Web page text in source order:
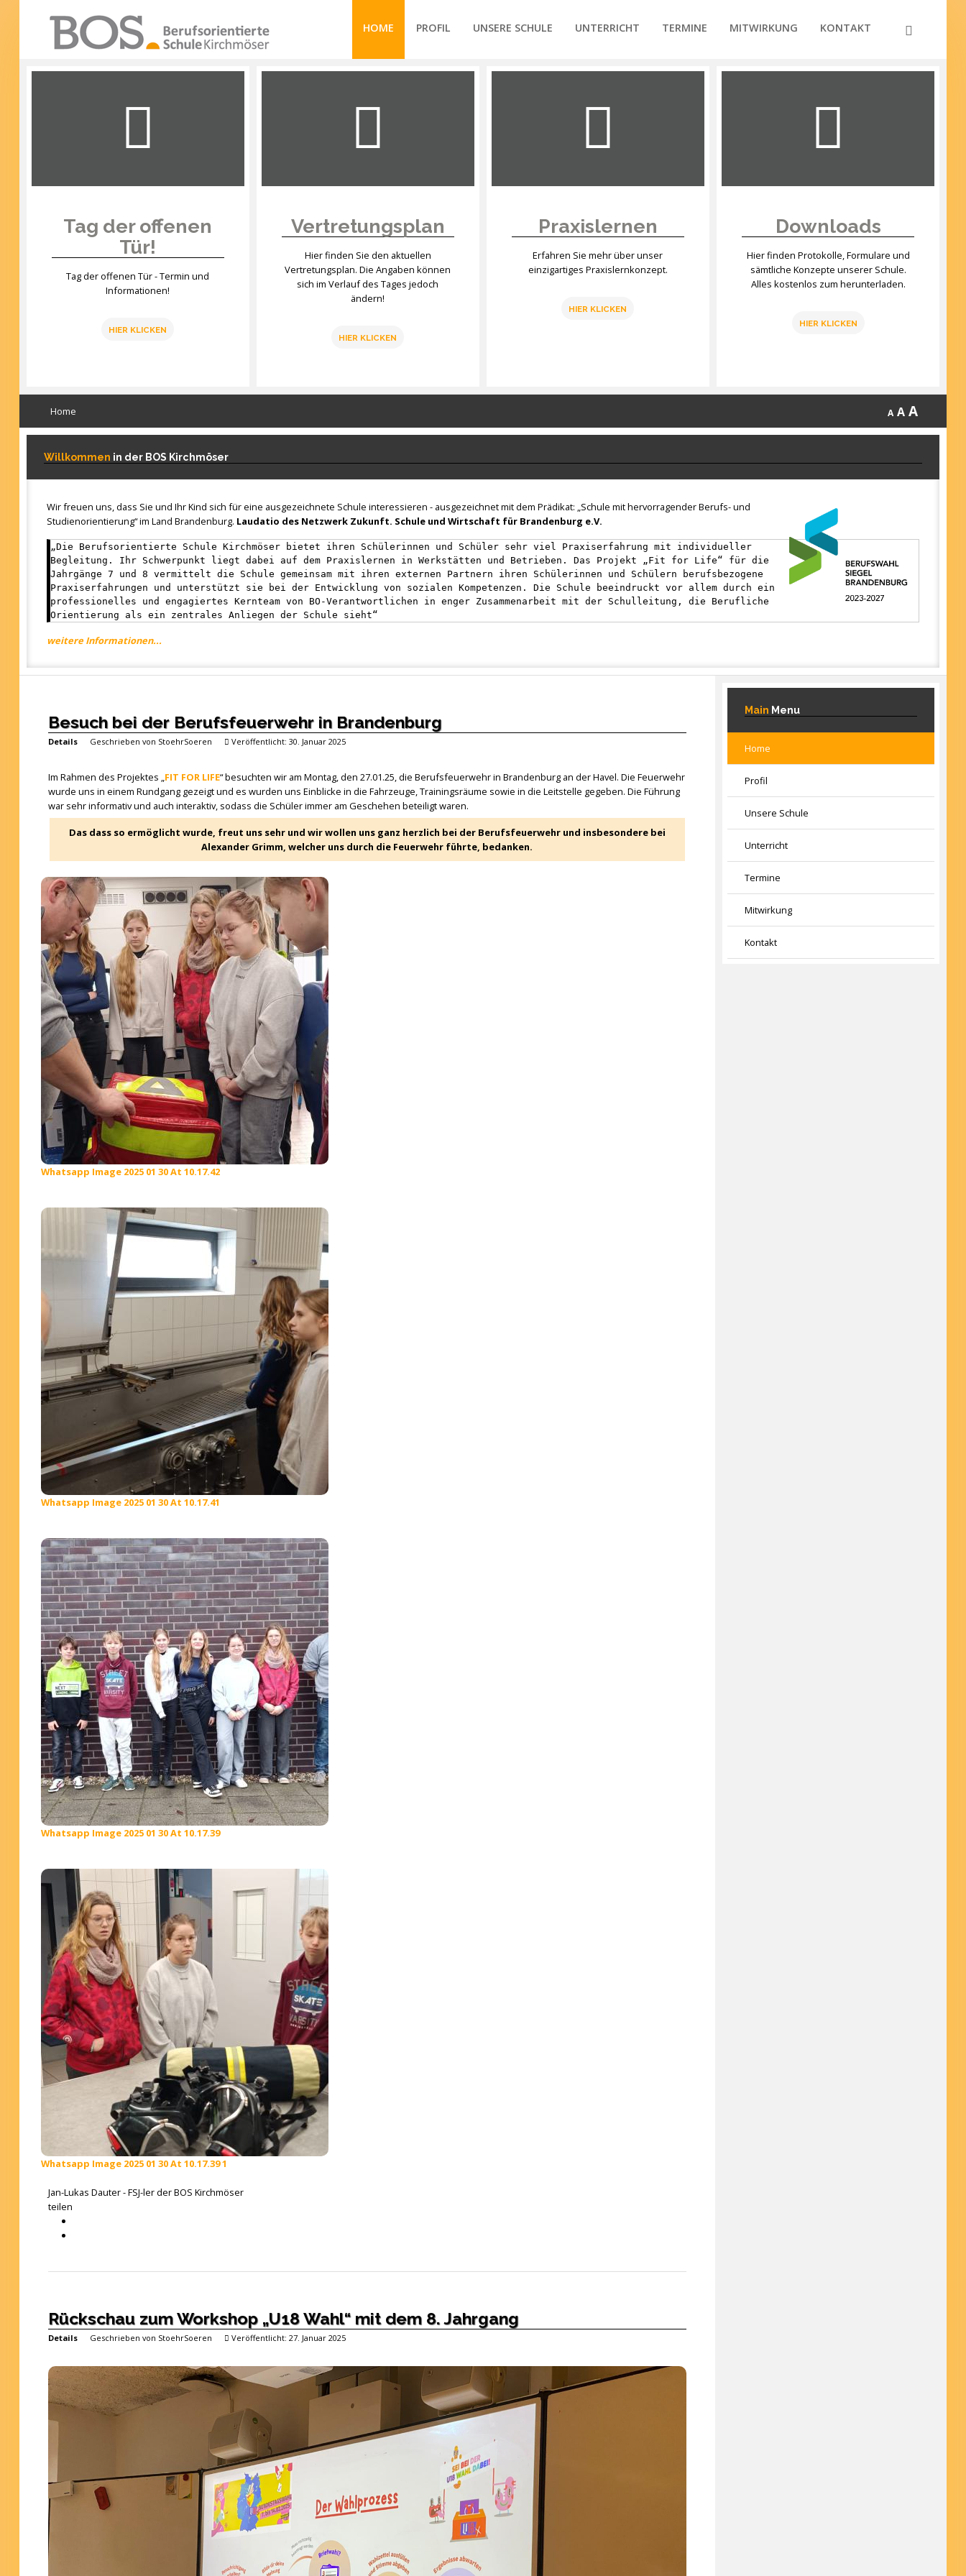
Unsere Schule
Mitwirkung
HOME PROFIL UNSERE SCHULE UNTERRICHT TERMINE MITWIRKUNG KONTAKT
Tag der offenen
Tür!
Tag der offenen Tür - Termin und
Informationen!
HIER KLICKEN
Vertretungsplan
Hier finden Sie den aktuellen
Vertretungsplan. Die Angaben können
sich im Verlauf des Tages jedoch
ändern!
HIER KLICKEN
Praxislernen
Erfahren Sie mehr über unser
einzigartiges Praxislernkonzept.
HIER KLICKEN
Downloads
Hier finden Protokolle, Formulare und
sämtliche Konzepte unserer Schule.
Alles kostenlos zum herunterladen.
HIER KLICKEN
Home A A A
Willkommen in der BOS Kirchmöser
Wir freuen uns, dass Sie und Ihr Kind sich für eine ausgezeichnete Schule interessieren - ausgezeichnet mit dem Prädikat: „Schule mit hervorragender Berufs- und
Studienorientierung“ im Land Brandenburg. Laudatio des Netzwerk Zukunft. Schule und Wirtschaft für Brandenburg e.V.
„Die Berufsorientierte Schule Kirchmöser bietet ihren Schülerinnen und Schüler sehr viel Praxiserfahrung mit individueller
Begleitung. Ihr Schwerpunkt liegt dabei auf dem Praxislernen in Werkstätten und Betrieben. Das Projekt „Fit for Life“ für die
Jahrgänge 7 und 8 vermittelt die Schule gemeinsam mit ihren externen Partnern ihren Schülerinnen und Schülern berufsbezogene
Praxiserfahrungen und unterstützt sie bei der Entwicklung von sozialen Kompetenzen. Die Schule beeindruckt vor allem durch ein
professionelles und engagiertes Kernteam von BO-Verantwortlichen in enger Zusammenarbeit mit der Schulleitung, die Berufliche
Orientierung als ein zentrales Anliegen der Schule sieht“
weitere Informationen...
Besuch bei der Berufsfeuerwehr in Brandenburg
Details Geschrieben von StoehrSoeren Veröffentlicht: 30. Januar 2025
Im Rahmen des Projektes „FIT FOR LIFE“ besuchten wir am Montag, den 27.01.25, die Berufsfeuerwehr in Brandenburg an der Havel. Die Feuerwehr
wurde uns in einem Rundgang gezeigt und es wurden uns Einblicke in die Fahrzeuge, Trainingsräume sowie in die Leitstelle gegeben. Die Führung
war sehr informativ und auch interaktiv, sodass die Schüler immer am Geschehen beteiligt waren.
Das dass so ermöglicht wurde, freut uns sehr und wir wollen uns ganz herzlich bei der Berufsfeuerwehr und insbesondere bei
Alexander Grimm, welcher uns durch die Feuerwehr führte, bedanken.
Whatsapp Image 2025 01 30 At 10.17.42
Whatsapp Image 2025 01 30 At 10.17.41
Whatsapp Image 2025 01 30 At 10.17.39
Whatsapp Image 2025 01 30 At 10.17.39 1
Jan-Lukas Dauter - FSJ-ler der BOS Kirchmöser
teilen
Rückschau zum Workshop „U18 Wahl“ mit dem 8. Jahrgang
Details Geschrieben von StoehrSoeren Veröffentlicht: 27. Januar 2025
Main Menu
Home
Profil
Unsere Schule
Unterricht
Termine
Mitwirkung
Kontakt